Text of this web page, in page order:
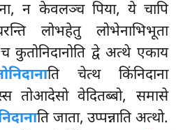
न केवलञ्च पिया, ये चापि
लोभहेतु लोभेनाभिभूता
कुतोनिदानोति द्वे अत्थे एकाय
ति चेत्थ किंनिदाना
तोआदेसो वेदितब्बो, समासे
ति जाता, उप्पन्नाति अत्थो.